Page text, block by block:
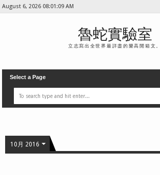
August 6, 2026 08:01:12 AM
魯蛇實驗室
立志寫出全世界最詳盡的樂高開箱文。
Select a Page
10月 2016